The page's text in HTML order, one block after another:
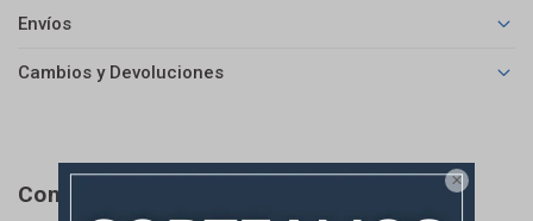

Envíos
Cambios y Devoluciones
Completá tu compra